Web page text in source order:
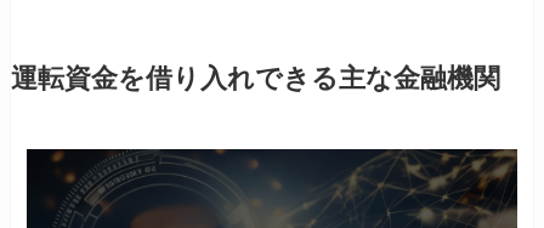
運転資金を借り入れできる主な金融機関